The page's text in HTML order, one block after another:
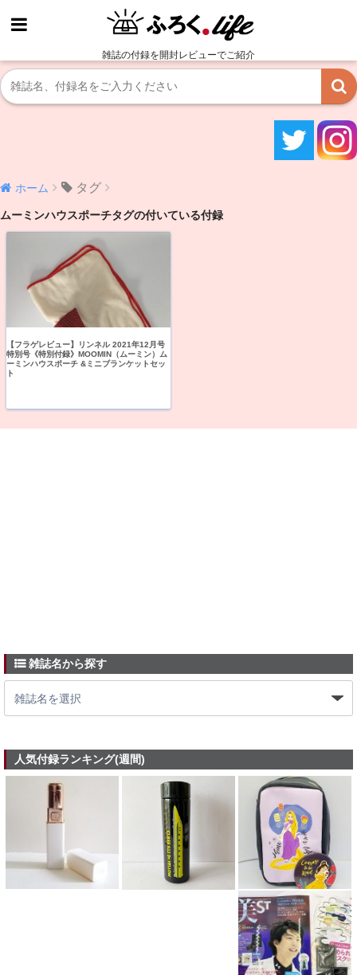
雑誌の付録を開封レビューでご紹介
ホーム タグ
ムーミンハウスポーチタグの付いている付録
【フラゲレビュー】リンネル 2021年12月号
特別号《特別付録》MOOMIN（ムーミン）ム
ーミンハウスポーチ &ミニブランケットセッ
ト
雑誌名から探す
人気付録ランキング(週間)